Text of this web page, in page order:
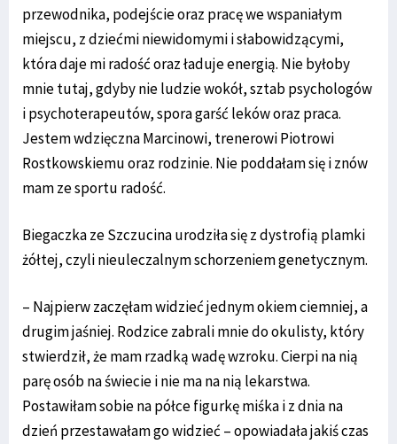
przewodnika, podejście oraz pracę we wspaniałym
miejscu, z dziećmi niewidomymi i słabowidzącymi,
która daje mi radość oraz ładuje energią. Nie byłoby
mnie tutaj, gdyby nie ludzie wokół, sztab psychologów
i psychoterapeutów, spora garść leków oraz praca.
Jestem wdzięczna Marcinowi, trenerowi Piotrowi
Rostkowskiemu oraz rodzinie. Nie poddałam się i znów
mam ze sportu radość.
Biegaczka ze Szczucina urodziła się z dystrofią plamki
żółtej, czyli nieuleczalnym schorzeniem genetycznym.
– Najpierw zaczęłam widzieć jednym okiem ciemniej, a
drugim jaśniej. Rodzice zabrali mnie do okulisty, który
stwierdził, że mam rzadką wadę wzroku. Cierpi na nią
parę osób na świecie i nie ma na nią lekarstwa.
Postawiłam sobie na półce figurkę miśka i z dnia na
dzień przestawałam go widzieć – opowiadała jakiś czas